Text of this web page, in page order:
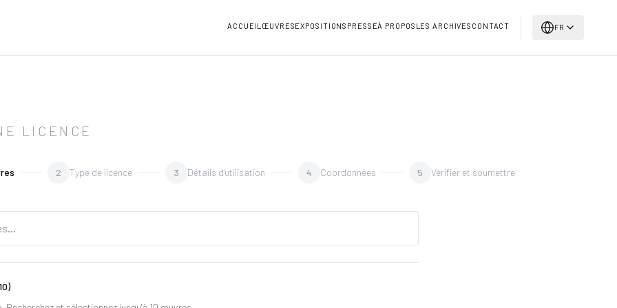
ACCUEIL ŒUVRESEXPOSITIONS PRESSEÀ PROPOS LES ARCHIVES CONTACT FR
LICENCE
2 Type de licence 3 Détails d'utilisation 4 Coordonnées 5 Vérifier et soumettre